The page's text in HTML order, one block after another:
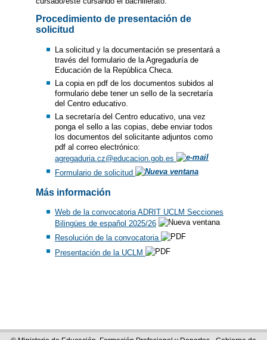
Procedimiento de presentación de
solicitud
La solicitud y la documentación se presentará a
través del formulario de la Agregaduría de
Educación de la República Checa.
La copia en pdf de los documentos subidos al
formulario debe tener un sello de la secretaría
del Centro educativo.
La secretaría del Centro educativo, una vez
ponga el sello a las copias, debe enviar todos
los documentos del solicitante adjuntos como
pdf al correo electrónico:
agregaduria.cz@educacion.gob.es
Formulario de solicitud
Más información
Web de la convocatoria ADRIT UCLM Secciones
Bilingües de español 2025/26
Resolución de la convocatoria
Presentación de la UCLM